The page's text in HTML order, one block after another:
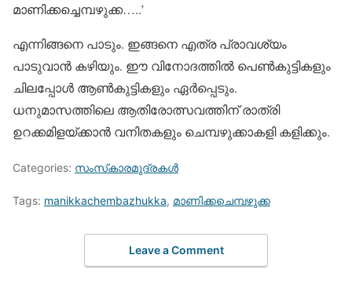
മാണിക്കച്ചെമ്പഴുക്ക…..’
എന്നിങ്ങനെ പാടും. ഇങ്ങനെ എത്ര പ്രാവശ്യം
പാടുവാന്‍ കഴിയും. ഈ വിനോദത്തില്‍ പെണ്‍കുട്ടികളും
ചിലപ്പോള്‍ ആണ്‍കുട്ടികളും ഏര്‍പ്പെടും.
ധനുമാസത്തിലെ ആതിരോത്സവത്തിന് രാത്രി
ഉറക്കമിളയ്ക്കാന്‍ വനിതകളും ചെമ്പഴുക്കാകളി കളിക്കും.
Categories: സംസ്‌കാരമുദ്രകള്‍
Tags: manikkachembazhukka, മാണിക്കചെമ്പഴുക്ക
Leave a Comment